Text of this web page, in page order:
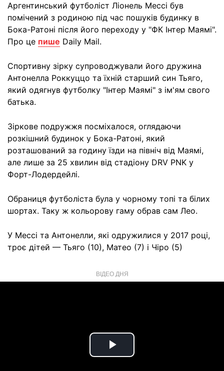
Аргентинський футболіст Ліонель Мессі був
помічений з родиною під час пошуків будинку в
Бока-Ратоні після його переходу у "ФК Інтер Маямі".
Про це пише Daily Mail.
Спортивну зірку супроводжували його дружина
Антонелла Роккуццо та їхній старший син Тьяго,
який одягнув футболку "Інтер Маямі" з ім'ям свого
батька.
Зіркове подружжя посміхалося, оглядаючи
розкішний будинок у Бока-Ратоні, який
розташований за годину їзди на північ від Маямі,
але лише за 25 хвилин від стадіону DRV PNK у
Форт-Лодердейлі.
Обраниця футболіста була у чорному топі та білих
шортах. Таку ж кольорову гаму обрав сам Лео.
У Мессі та Антонелли, які одружилися у 2017 році,
троє дітей — Тьяго (10), Матео (7) і Чіро (5)
ВІДЕО ДНЯ
Play